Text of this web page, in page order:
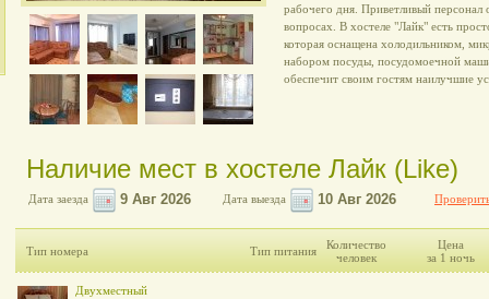
рабочего дня. Приветливый
вопросах. В хостеле "Лайк" есть
которая оснащена холодильником,
набором посуды, посудомоечной
обеспечит своим гостям наилучшие
Наличие мест в хостеле Лайк (Like)
Дата заезда Дата выезда
Тип номера Тип питания
Количество
человек
Цена
за 1 ночь
Двухместный